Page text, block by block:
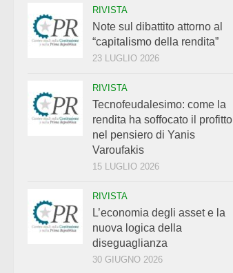
RIVISTA
Note sul dibattito attorno al
“capitalismo della rendita”
23 LUGLIO 2026
RIVISTA
Tecnofeudalesimo: come la
rendita ha soffocato il profitto
nel pensiero di Yanis
Varoufakis
15 LUGLIO 2026
RIVISTA
L’economia degli asset e la
nuova logica della
diseguaglianza
30 GIUGNO 2026